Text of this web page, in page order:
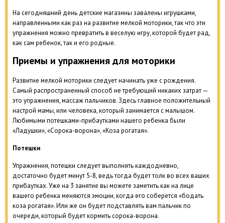
На сегодняшний день детские магазины завалены игрушками,
направленными как раз на развитие мелкой моторики, так что эти
упражнения можно превратить в веселую игру, которой будет рад,
как сам ребенок, так и его родные.
Приемы и упражнения для моторики
Развитие мелкой моторики следует начинать уже с рождения.
Самый распространенный способ не требующий никаких затрат —
это упражнения, массаж пальчиков. Здесь главное положительный
настрой мамы, или человека, который занимается с малышом.
Любимыми потешками-прибаутками нашего ребенка были
«Ладушки», «Сорока-ворона», «Коза рогатая».
Потешки
Упражнения, потешки следует выполнять каждодневно,
достаточно будет минут 5-8, ведь тогда будет толк во всех ваших
прибаутках. Уже на 3 занятие вы можете заметить как на лице
вашего ребенка меняются эмоции, когда его соберется «бодать
коза рогатая». Или же он будет подставлять вам пальчик по
очереди, который будет кормить сорока-ворона.